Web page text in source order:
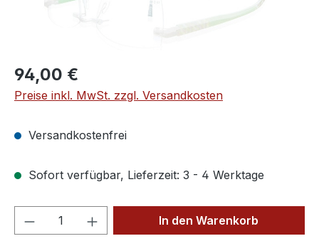
Regulärer Preis:
94,00 €
Preise inkl. MwSt. zzgl. Versandkosten
Versandkostenfrei
Sofort verfügbar, Lieferzeit: 3 - 4 Werktage
Produkt Anzahl: Gib denIn den Warenkorb